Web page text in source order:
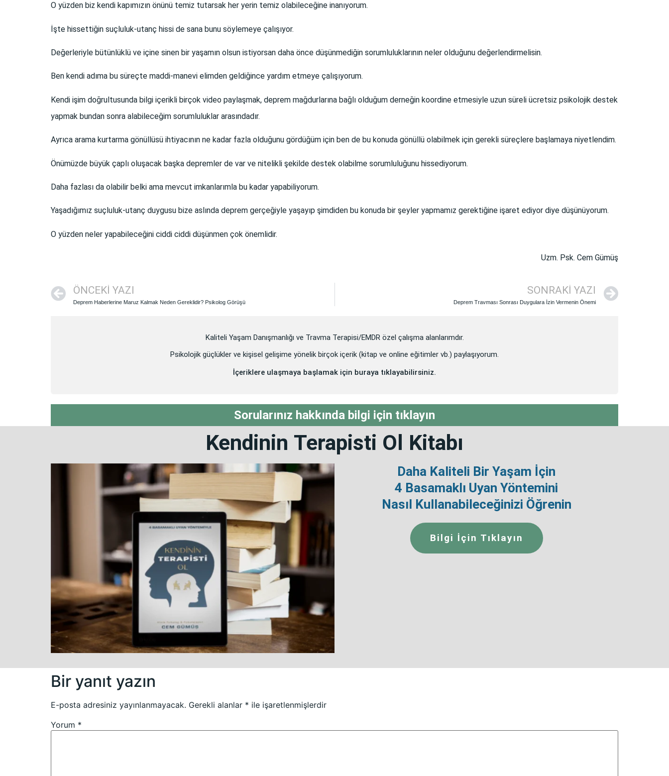
O yüzden biz kendi kapımızın önünü temiz tutarsak her yerin temiz olabileceğine inanıyorum.
İşte hissettiğin suçluluk-utanç hissi de sana bunu söylemeye çalışıyor.
Değerleriyle bütünlüklü ve içine sinen bir yaşamın olsun istiyorsan daha önce düşünmediğin sorumluluklarının neler olduğunu değerlendirmelisin.
Ben kendi adıma bu süreçte maddi-manevi elimden geldiğince yardım etmeye çalışıyorum.
Kendi işim doğrultusunda bilgi içerikli birçok video paylaşmak, deprem mağdurlarına bağlı olduğum derneğin koordine etmesiyle uzun süreli ücretsiz psikolojik destek
yapmak bundan sonra alabileceğim sorumluluklar arasındadır.
Ayrıca arama kurtarma gönüllüsü ihtiyacının ne kadar fazla olduğunu gördüğüm için ben de bu konuda gönüllü olabilmek için gerekli süreçlere başlamaya niyetlendim.
Önümüzde büyük çaplı oluşacak başka depremler de var ve nitelikli şekilde destek olabilme sorumluluğunu hissediyorum.
Daha fazlası da olabilir belki ama mevcut imkanlarımla bu kadar yapabiliyorum.
Yaşadığımız suçluluk-utanç duygusu bize aslında deprem gerçeğiyle yaşayıp şimdiden bu konuda bir şeyler yapmamız gerektiğine işaret ediyor diye düşünüyorum.
O yüzden neler yapabileceğini ciddi ciddi düşünmen çok önemlidir.
Uzm. Psk. Cem Gümüş
ÖNCEKI YAZI
Deprem Haberlerine Maruz Kalmak Neden Gereklidir? Psikolog Görüşü
SONRAKI YAZI
Deprem Travması Sonrası Duygulara İzin Vermenin Önemi
Kaliteli Yaşam Danışmanlığı ve Travma Terapisi/EMDR özel çalışma alanlarımdır.
Psikolojik güçlükler ve kişisel gelişime yönelik birçok içerik (kitap ve online eğitimler vb.) paylaşıyorum.
İçeriklere ulaşmaya başlamak için buraya tıklayabilirsiniz.
Sorularınız hakkında bilgi için tıklayın
Kendinin Terapisti Ol Kitabı
Daha Kaliteli Bir Yaşam İçin
4 Basamaklı Uyan Yöntemini
Nasıl Kullanabileceğinizi Öğrenin
Bilgi İçin Tıklayın
Bir yanıt yazın
E-posta adresiniz yayınlanmayacak. Gerekli alanlar * ile işaretlenmişlerdir
Yorum *